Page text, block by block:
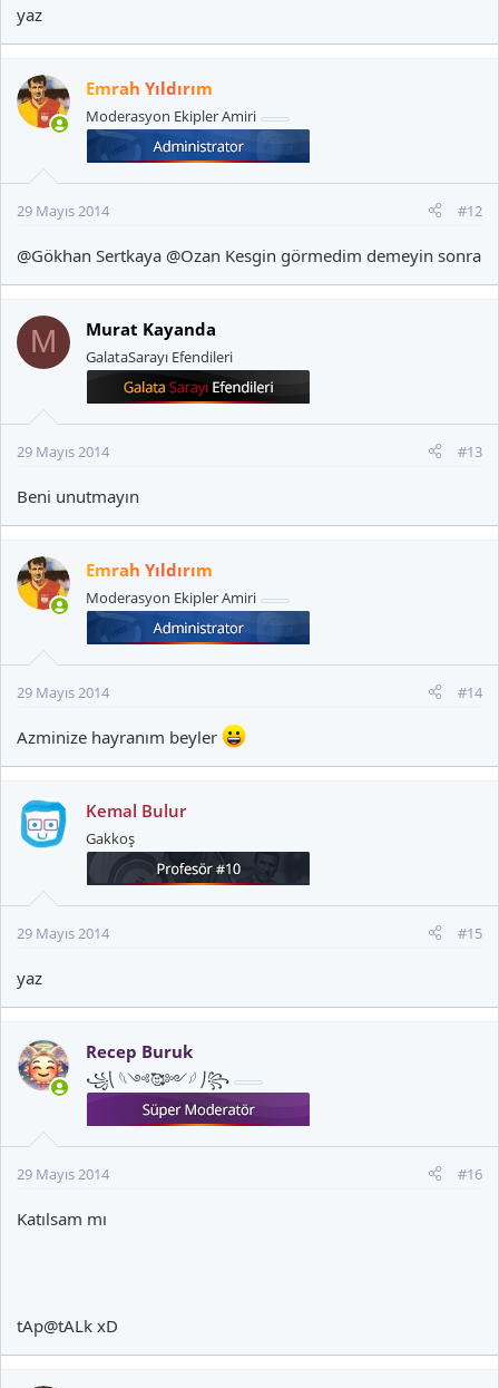
yaz
Emrah Yıldırım
Moderasyon Ekipler Amiri
29 Mayıs 2014 #12
@Gökhan Sertkaya @Ozan Kesgin görmedim demeyin sonra
M Murat Kayanda
GalataSarayı Efendileri
29 Mayıs 2014 #13
Beni unutmayın
Emrah Yıldırım
Moderasyon Ekipler Amiri
29 Mayıs 2014 #14
Azminize hayranım beyler
Kemal Bulur
Gakkoş
29 Mayıs 2014 #15
yaz
Recep Buruk
꧁⎝ 𓆩༺🥰༻𓆪 ⎠꧂
29 Mayıs 2014 #16
Katılsam mı
tAp@tALk xD